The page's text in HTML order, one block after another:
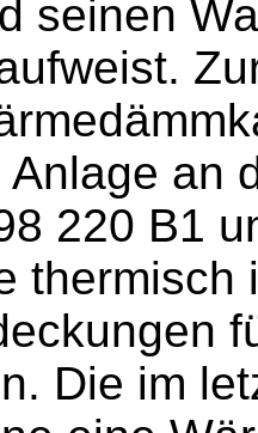
seinen
an
220 B1
thermisch
Die im